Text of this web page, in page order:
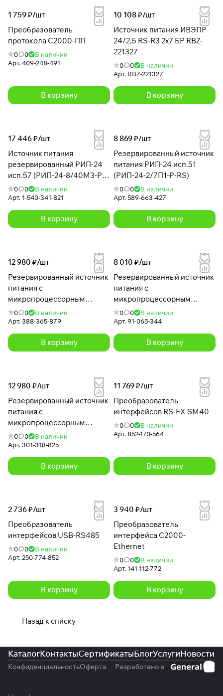
1 759 ₽/шт
Преобразователь
протокола С2000-ПП
0 0
В наличии
Арт.409-248-491
В корзину
10 108 ₽/шт
Источник питания ИВЭПР
24/2,5 RS-R3 2х7 БР RBZ-
221327
0 0
В наличии
Арт. RBZ-221327
В корзину
17 446 ₽/шт
Источник питания
резервированный РИП-24
исп.57 (РИП-24-8/40М3-Р-
RS)
0 0
В наличии
Арт. 1-540-341-821
В корзину
8 869 ₽/шт
Резервированный источник
питания РИП-24 исп.51
(РИП-24-2/7П1-Р-RS)
0 0
В наличии
Арт.589-663-427
В корзину
12 980 ₽/шт
Резервированный источник
питания с
микропроцессорным
управлением РИП-24
исп.06 (РИП-24-4/40М3-Р)
0 0
В наличии
Арт.388-365-879
В корзину
8 010 ₽/шт
Резервированный источник
питания с
микропроцессорным
управлением РИП-24
исп.01 (РИП-24-3/7М4)
0 0
В наличии
Арт.91-065-344
В корзину
12 980 ₽/шт
Резервированный источник
питания с
микропроцессорным
управлением РИП-12 исп.06
(РИП-12-6/80М3-Р)
0 0
В наличии
Арт.301-318-825
В корзину
11 769 ₽/шт
Преобразователь
интерфейсов RS-FX-SM40
0 0
В наличии
Арт.852-170-564
В корзину
2 736 ₽/шт
Преобразователь
интерфейсов USB-RS485
0 0
В наличии
Арт.250-774-852
В корзину
3 940 ₽/шт
Преобразователь
интерфейса С2000-
Ethernet
0 0
В наличии
Арт. 141-112-772
В корзину
Назад к списку
КаталогКонтактыСертификатыБлогУслугиНовости
КонфиденциальностьОферта Разработано в